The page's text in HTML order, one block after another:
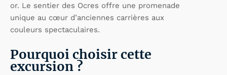
or. Le sentier des Ocres offre une promenade
unique au cœur d’anciennes carrières aux
couleurs spectaculaires.
Pourquoi choisir cette
excursion ?